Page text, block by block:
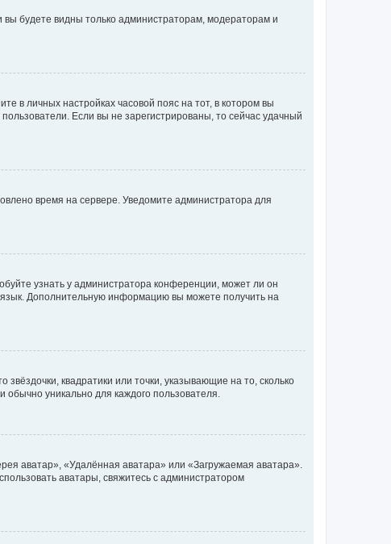
вы будете видны только администраторам, модераторам и
в личных настройках часовой пояс на тот, в котором вы
Если вы не зарегистрированы, то сейчас удачный
время на сервере. Уведомите администратора для
узнать у администратора конференции, может ли он
язык. Дополнительную информацию вы можете получить на
квадратики или точки, указывающие на то, сколько
уникально для каждого пользователя.
аватар», «Удалённая аватара» или «Загружаемая аватара».
аватары, свяжитесь с администратором